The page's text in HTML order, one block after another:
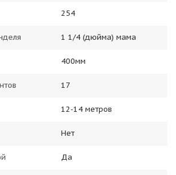
254
1 1/4 (дюйма) мама
400мм
17
12-14 метров
Нет
Да